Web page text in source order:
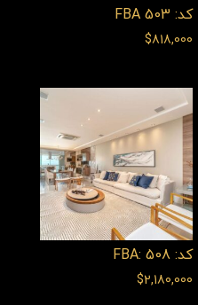
کد: FBA 503
$818,000
کد: FBA: 508
$2,180,000